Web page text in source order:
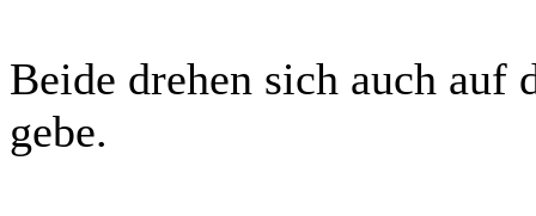
Beide drehen sich auch auf
gebe.